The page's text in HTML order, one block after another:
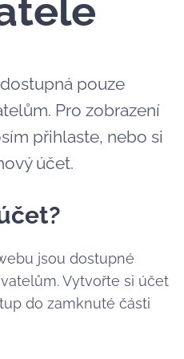
pouze
Pro zobrazení
přihlaste, nebo si
účet.
jsou dostupné
Vytvořte si účet
do zamknuté části